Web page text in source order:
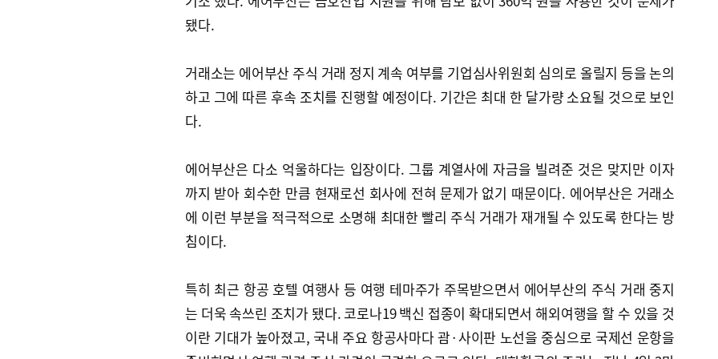
됐다.
거래소는 에어부산 주식 거래 정지 계속 여부를 기업심사위원회 심의로 올릴지 등을 논의
하고 그에 따른 후속 조치를 진행할 예정이다. 기간은 최대 한 달가량 소요될 것으로 보인
다.
에어부산은 다소 억울하다는 입장이다. 그룹 계열사에 자금을 빌려준 것은 맞지만 이자
까지 받아 회수한 만큼 현재로선 회사에 전혀 문제가 없기 때문이다. 에어부산은 거래소
에 이런 부분을 적극적으로 소명해 최대한 빨리 주식 거래가 재개될 수 있도록 한다는 방
침이다.
특히 최근 항공 호텔 여행사 등 여행 테마주가 주목받으면서 에어부산의 주식 거래 중지
는 더욱 속쓰린 조치가 됐다. 코로나19 백신 접종이 확대되면서 해외여행을 할 수 있을 것
이란 기대가 높아졌고, 국내 주요 항공사마다 괌·사이판 노선을 중심으로 국제선 운항을